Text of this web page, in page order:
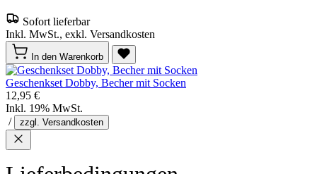
Sofort lieferbar
Inkl. MwSt., exkl. Versandkosten
In den Warenkorb
Geschenkset Dobby, Becher mit Socken
12,95 €
Inkl. 19% MwSt.
/
zzgl. Versandkosten